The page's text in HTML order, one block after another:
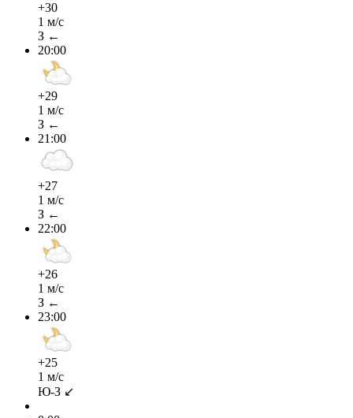
+30
1 м/с
З ←
20:00
+29
1 м/с
З ←
21:00
+27
1 м/с
З ←
22:00
+26
1 м/с
З ←
23:00
+25
1 м/с
Ю-З ↙